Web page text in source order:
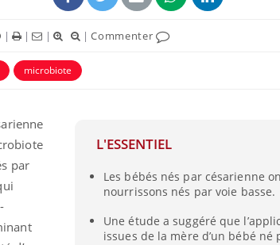
| | | |Commenter
microbiote
L'ESSENTIEL
Les bébés nés par césarienne
nourrissons nés par voie basse.
Une étude a suggéré que
issues de la mère d’un bébé
par
Les troubles du sommeil
Mon enfant est-il trop
sensible ou simplement